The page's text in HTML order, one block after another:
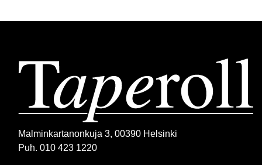
Malminkartanonkuja 3, 00390 Helsinki
Puh. 010 423 1220